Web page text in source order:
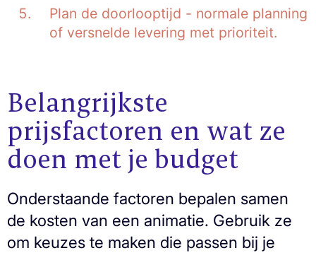
Plan de doorlooptijd - normale planning
of versnelde levering met prioriteit.
Belangrijkste
prijsfactoren en wat ze
doen met je budget
Onderstaande factoren bepalen samen
de kosten van een animatie. Gebruik ze
om keuzes te maken die passen bij je